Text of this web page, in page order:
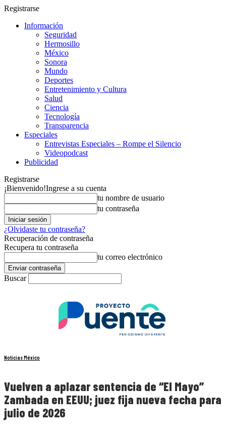
Registrarse
Información
Seguridad
Hermosillo
México
Sonora
Mundo
Deportes
Entretenimiento y Cultura
Salud
Ciencia
Tecnología
Transparencia
Especiales
Entrevistas Especiales – Rompe el Silencio
Videopodcast
Publicidad
Registrarse
¡Bienvenido!Ingrese a su cuenta
tu nombre de usuario
tu contraseña
¿Olvidaste tu contraseña?
Recuperación de contraseña
Recupera tu contraseña
tu correo electrónico
Buscar
Noticias México
Vuelven a aplazar sentencia de “El Mayo”
Zambada en EEUU; juez fija nueva fecha para
julio de 2026